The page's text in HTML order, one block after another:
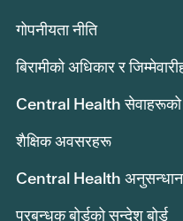
गोपनीयता नीति
बिरामीको अधिकार र
Central Health सेवाहरूको
शैक्षिक अवसरहरू
Central Health अनुसन्धान
प्रबन्धक बोर्डको सन्देश बोर्ड